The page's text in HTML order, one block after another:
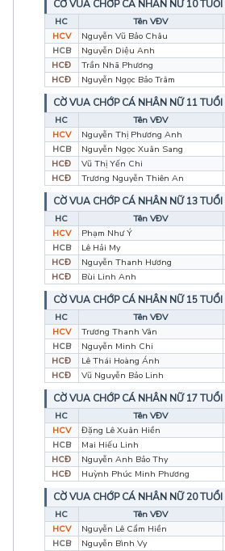
CỜ VUA CHỚP CÁ NHÂN NỮ 10 TUỔI
HC Tên VĐV
HCV
Nguyễn Vũ Bảo Châu
HCB
Nguyễn Diệu Anh
HCĐ
Trần Nhã Phương
HCĐ
Nguyễn Ngọc Bảo Trâm
CỜ VUA CHỚP CÁ NHÂN NỮ 11 TUỔI
HC Tên VĐV
HCV
Nguyễn Thị Phương Anh
HCB
Nguyễn Ngọc Xuân Sang
HCĐ
Vũ Thị Yến Chi
HCĐ
Trương Nguyễn Thiên An
CỜ VUA CHỚP CÁ NHÂN NỮ 13 TUỔI
HC Tên VĐV
HCV
Phạm Như Ý
HCB
Lê Hải My
HCĐ
Nguyễn Thanh Hương
HCĐ
Bùi Linh Anh
CỜ VUA CHỚP CÁ NHÂN NỮ 15 TUỔI
HC Tên VĐV
HCV
Trương Thanh Vân
HCB
Nguyễn Minh Chi
HCĐ
Lê Thái Hoàng Ánh
HCĐ
Vũ Nguyễn Bảo Linh
CỜ VUA CHỚP CÁ NHÂN NỮ 17 TUỔI
HC Tên VĐV
HCV
Đặng Lê Xuân Hiền
HCB
Mai Hiếu Linh
HCĐ
Nguyễn Anh Bảo Thy
HCĐ
Huỳnh Phúc Minh Phương
CỜ VUA CHỚP CÁ NHÂN NỮ 20 TUỔI
HC Tên VĐV
HCV
Nguyễn Lê Cẩm Hiền
HCB
Nguyễn Bình Vy